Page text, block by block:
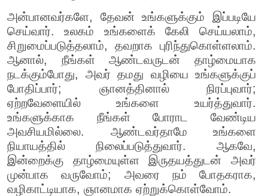
அன்பானவர்களே, தேவன் உங்களுக்கும் இப்படியே
செய்வார். உலகம் உங்களைக் கேலி செய்யலாம்,
சிறுமைப்படுத்தலாம், தவறாக புரிந்துகொள்ளலாம்.
ஆனால், நீங்கள் ஆண்டவருடன் தாழ்மையாக
நடக்கும்போது, அவர் தமது வழியை உங்களுக்குப்
போதிப்பார்; ஞானத்தினால் நிரப்புவார்;
ஏற்றவேளையில் உங்களை உயர்த்துவார்.
உங்களுக்காக நீங்கள் போராட வேண்டிய
அவசியமில்லை. ஆண்டவர்தாமே உங்களை
நியாயத்தில் நிலைப்படுத்துவார். ஆகவே,
இன்றைக்கு தாழ்மையுள்ள இருதயத்துடன் அவர்
முன்பாக வருவோம்; அவரை நம் போதகராக,
வழிகாட்டியாக, ஞானமாக ஏற்றுக்கொள்வோம்.